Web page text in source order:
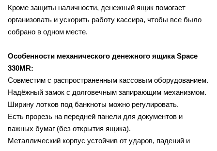
Кроме защиты наличности, денежный ящик помогает
организовать и ускорить работу кассира, чтобы все было
собрано в одном месте.
Особенности механического денежного ящикаSpace
330MR:
Совместим с распространенным кассовым оборудованием.
Надёжный замок с долговечным запирающим механизмом.
Ширину лотков под банкноты можно регулировать.
Есть прорезь на передней панели для документов и
важных бумаг (без открытия ящика).
Металлический корпус устойчив от ударов, падений и